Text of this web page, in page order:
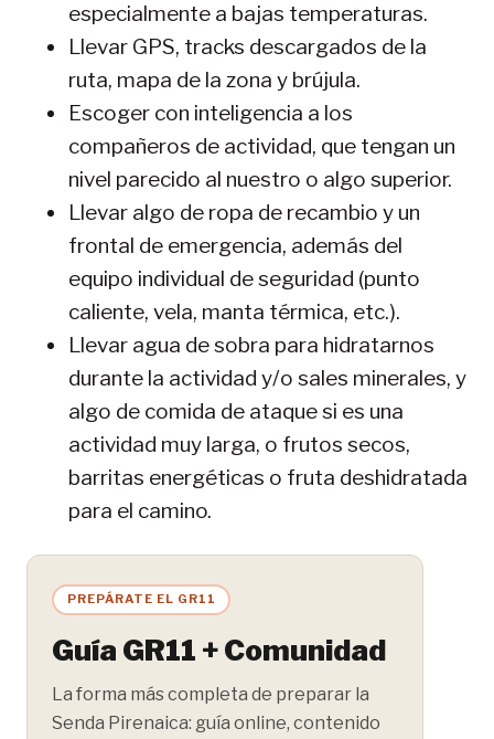
especialmente a bajas temperaturas.
Llevar GPS, tracks descargados de la
ruta, mapa de la zona y brújula.
Escoger con inteligencia a los
compañeros de actividad, que tengan un
nivel parecido al nuestro o algo superior.
Llevar algo de ropa de recambio y un
frontal de emergencia, además del
equipo individual de seguridad (punto
caliente, vela, manta térmica, etc.).
Llevar agua de sobra para hidratarnos
durante la actividad y/o sales minerales, y
algo de comida de ataque si es una
actividad muy larga, o frutos secos,
barritas energéticas o fruta deshidratada
para el camino.
PREPÁRATE EL GR11
Guía GR11 + Comunidad
La forma más completa de preparar la
Senda Pirenaica: guía online, contenido